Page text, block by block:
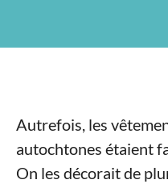
Autrefois, les
autochtones étaient
On les décorait de